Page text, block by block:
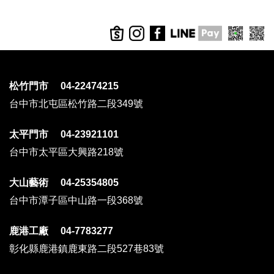
松竹門市 04-22474215
台中市北屯區松竹路二段349號
太平門市 04-23921101
台中市太平區大興路218號
大山藝術 04-25354805
台中市潭子區中山路一段368號
鹿港工廠 04-7783277
彰化縣鹿港鎮鹿東路二段527巷83號